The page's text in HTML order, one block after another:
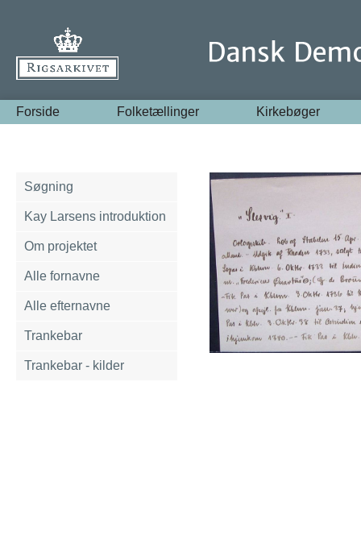
Forside Folketællinger Kirkebøger
Søgning
Kay Larsens introduktion
Om projektet
Alle fornavne
Alle efternavne
Trankebar
Trankebar - kilder